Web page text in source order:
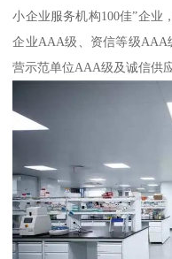
小企业服务机构100佳”企业
企业AAA级、资信等级
营示范单位AAA级及诚信供